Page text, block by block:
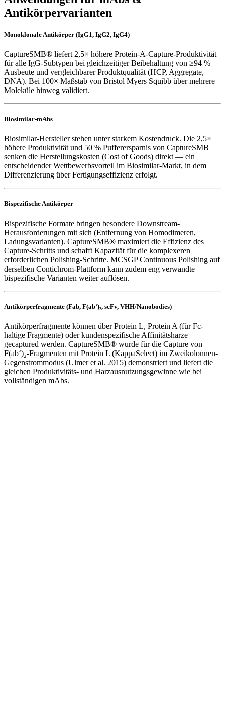
Antikörpervarianten
Monoklonale Antikörper (IgG1, IgG2, IgG4)
CaptureSMB® liefert 2,5× höhere Protein-A-Capture-Produktivität
für alle IgG-Subtypen bei gleichzeitiger Beibehaltung von ≥94 %
Ausbeute und vergleichbarer Produktqualität (HCP, Aggregate,
DNA). Bei 100× Maßstab von Bristol Myers Squibb über mehrere
Moleküle hinweg validiert.
Biosimilar-mAbs
Biosimilar-Hersteller stehen unter starkem Kostendruck. Die 2,5×
höhere Produktivität und 50 % Pufferersparnis von CaptureSMB
senken die Herstellungskosten (Cost of Goods) direkt — ein
entscheidender Wettbewerbsvorteil im Biosimilar-Markt, in dem
Differenzierung über Fertigungseffizienz erfolgt.
Bispezifische Antikörper
Bispezifische Formate bringen besondere Downstream-
Herausforderungen mit sich (Entfernung von Homodimeren,
Ladungsvarianten). CaptureSMB® maximiert die Effizienz des
Capture-Schritts und schafft Kapazität für die komplexeren
erforderlichen Polishing-Schritte. MCSGP Continuous Polishing auf
derselben Contichrom-Plattform kann zudem eng verwandte
bispezifische Varianten weiter auflösen.
Antikörperfragmente (Fab, F(ab‘)₂, scFv, VHH/Nanobodies)
Antikörperfragmente können über Protein L, Protein A (für Fc-
haltige Fragmente) oder kundenspezifische Affinitätsharze
gecaptured werden. CaptureSMB® wurde für die Capture von
F(ab‘)₂-Fragmenten mit Protein L (KappaSelect) im Zweikolonnen-
Gegenstrommodus (Ulmer et al. 2015) demonstriert und liefert die
gleichen Produktivitäts- und Harzausnutzungsgewinne wie bei
vollständigen mAbs.